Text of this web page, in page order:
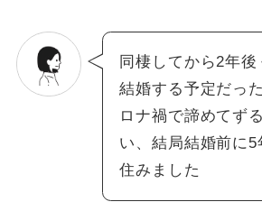
同棲してから2年
結婚する予定だっ
ロナ禍で諦めてず
い、結局結婚前に5
住みました